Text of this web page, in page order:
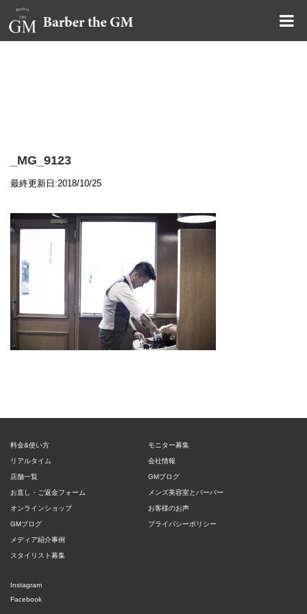
_MG_9123
最終更新日:2018/10/25
料金&使い方
リアルタイム
店舗一覧
お直し・ご返金フォーム
オンラインショップ
GMブログ
メディア紹介事例
スタイリスト募集
モニター募集
会社情報
GMブログ
メンズ美容室とバーバー
お客様のお声
プライバシーポリシー
Instagram
Facebook